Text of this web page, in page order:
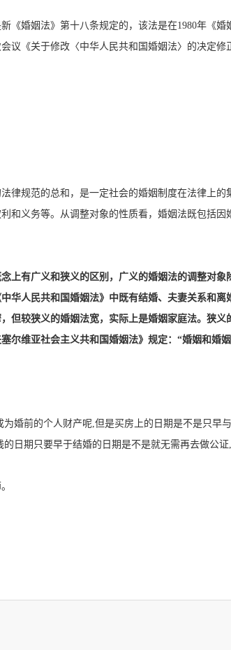
《婚姻法》第十八条规定的，该法是在1980年《婚
议《关于修改〈中华人民共和国婚姻法〉的决定
律规范的总和，是一定社会的婚姻制度在法律上
和义务等。从调整对象的性质看，婚姻法既包括
上有广义和狭义的区别，广义的婚姻法的调整对
华人民共和国婚姻法》中既有结婚、夫妻关系和
但较狭义的婚姻法宽，实际上是婚姻家庭法。狭
尔维亚社会主义共和国婚姻法》规定：“婚姻和婚
婚前的个人财产呢,但是买房上的日期是不是只早
日期只要早于结婚的日期是不是就无需再去做公证